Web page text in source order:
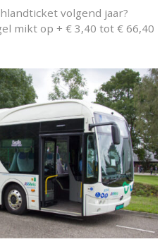
volgend jaar?
mikt op + € 3,40 tot € 66,40